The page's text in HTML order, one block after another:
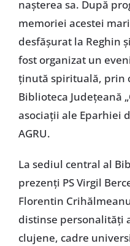
naşterea sa. După
memoriei acestei
desfăşurat la Reghin
fost organizat un
ţinută spirituală, prin
Biblioteca Judeţeană
asociaţii ale Eparhiei
AGRU.
La sediul central al
prezenţi PS Virgil
Florentin
distinse personalităţi
clujene, cadre